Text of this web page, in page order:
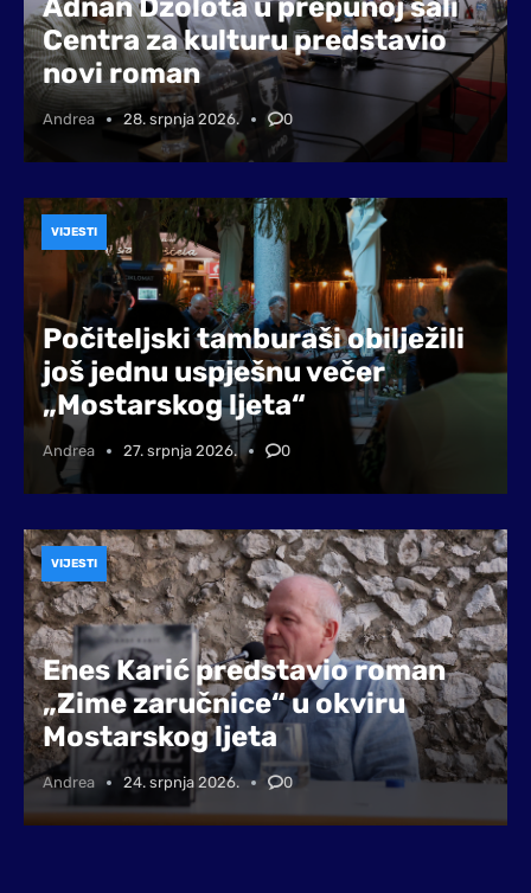
Adnan Džolota u prepunoj sali
Centra za kulturu predstavio
novi roman
Andrea 28. srpnja 2026. 0
Počiteljski tamburaši obilježili
još jednu uspješnu večer
„Mostarskog ljeta“
Andrea 27. srpnja 2026. 0
VIJESTI
Enes Karić predstavio roman
„Zime zaručnice“ u okviru
Mostarskog ljeta
Andrea 24. srpnja 2026. 0
VIJESTI